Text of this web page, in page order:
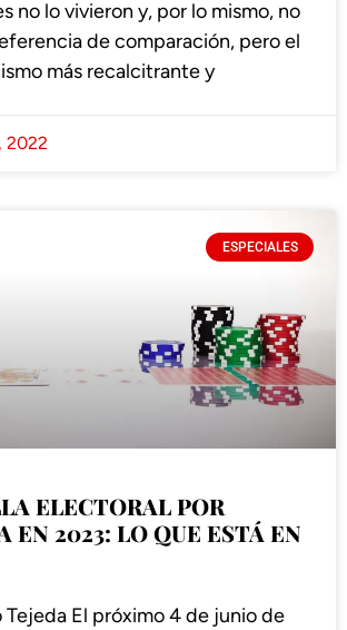
no lo vivieron y, por lo mismo, no
de comparación, pero el
más recalcitrante y
2022
ESPECIALES
ELECTORAL POR
EN 2023: LO QUE ESTÁ EN
Tejeda El próximo 4 de junio de